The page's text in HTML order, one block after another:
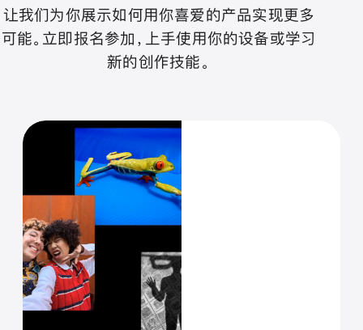
让我们为你展示如何用你喜爱的产品实现更多
可能。立即报名参加，上手使用你的设备或学习
新的创作技能。